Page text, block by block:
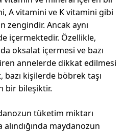
A vitamini ve K vitamini gibi
zengindir. Ancak aynı
içermektedir. Özellikle,
oksalat içermesi ve bazı
annelerde dikkat edilmesi
kişilerde böbrek taşı
bir bileşiktir.
tüketim miktarı
maydanozun